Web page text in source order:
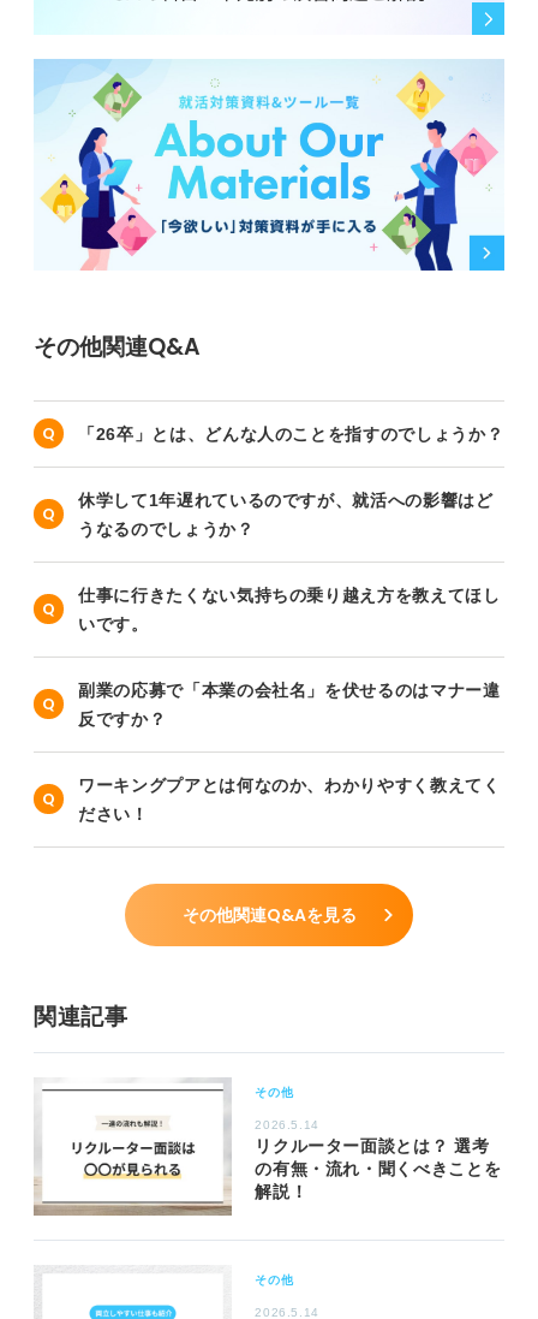
その他関連Q&A
「26卒」とは、どんな人のことを指すのでしょうか？
休学して1年遅れているのですが、就活への影響はど
うなるのでしょうか？
仕事に行きたくない気持ちの乗り越え方を教えてほし
いです。
副業の応募で「本業の会社名」を伏せるのはマナー違
反ですか？
ワーキングプアとは何なのか、わかりやすく教えてく
ださい！
その他関連Q&Aを見る
関連記事
その他
2026.5.14
リクルーター面談とは？ 選考
の有無・流れ・聞くべきことを
解説！
その他
2026.5.14